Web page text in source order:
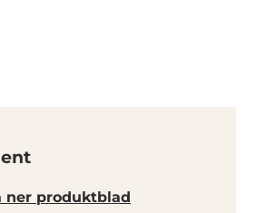
ner produktblad